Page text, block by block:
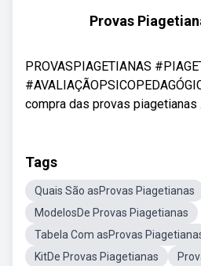
Provas
PROVASPIAGETIANAS
compra das provas piagetianas
Tags
Quais São asProvas Piagetianas
ModelosDe Provas Piagetianas
Tabela Com asProvas
KitDe Provas Piagetianas